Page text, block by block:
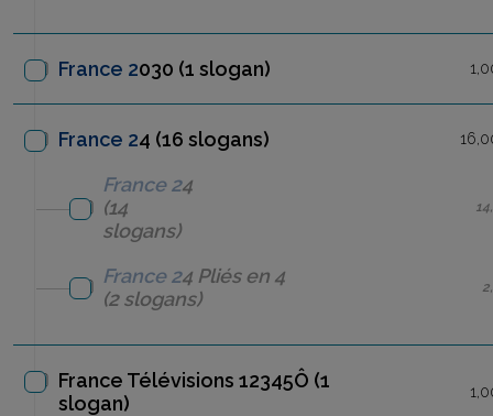
France 2030 (1 slogan)
France 24 (16 slogans)
France 24
(14
slogans)
France 24 Pliés en 4
(2 slogans)
France Télévisions 12345Ô (1
slogan)